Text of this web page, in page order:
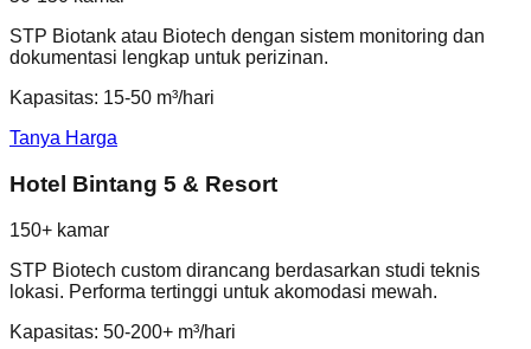
STP Biotank atau Biotech dengan sistem monitoring dan
dokumentasi lengkap untuk perizinan.
Kapasitas: 15-50 m³/hari
Tanya Harga
Hotel Bintang 5 & Resort
150+ kamar
STP Biotech custom dirancang berdasarkan studi teknis
lokasi. Performa tertinggi untuk akomodasi mewah.
Kapasitas: 50-200+ m³/hari